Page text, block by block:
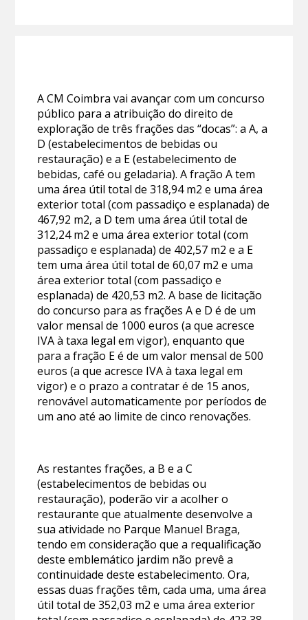
A CM Coimbra vai avançar com um concurso
público para a atribuição do direito de
exploração de três frações das “docas”: a A, a
D (estabelecimentos de bebidas ou
restauração) e a E (estabelecimento de
bebidas, café ou geladaria). A fração A tem
uma área útil total de 318,94 m2 e uma área
exterior total (com passadiço e esplanada) de
467,92 m2, a D tem uma área útil total de
312,24 m2 e uma área exterior total (com
passadiço e esplanada) de 402,57 m2 e a E
tem uma área útil total de 60,07 m2 e uma
área exterior total (com passadiço e
esplanada) de 420,53 m2. A base de licitação
do concurso para as frações A e D é de um
valor mensal de 1000 euros (a que acresce
IVA à taxa legal em vigor), enquanto que
para a fração E é de um valor mensal de 500
euros (a que acresce IVA à taxa legal em
vigor) e o prazo a contratar é de 15 anos,
renovável automaticamente por períodos de
um ano até ao limite de cinco renovações.
As restantes frações, a B e a C
(estabelecimentos de bebidas ou
restauração), poderão vir a acolher o
restaurante que atualmente desenvolve a
sua atividade no Parque Manuel Braga,
tendo em consideração que a requalificação
deste emblemático jardim não prevê a
continuidade deste estabelecimento. Ora,
essas duas frações têm, cada uma, uma área
útil total de 352,03 m2 e uma área exterior